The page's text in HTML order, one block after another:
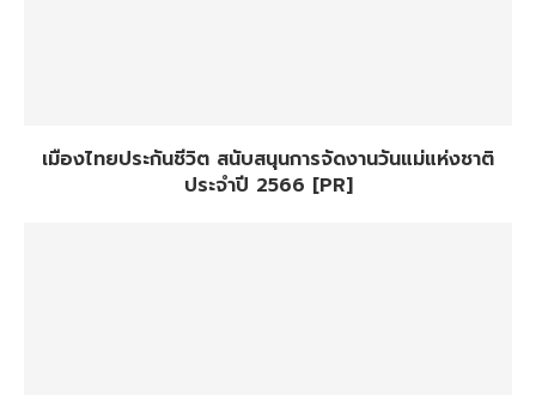
เมืองไทยประกันชีวิต สนับสนุนการจัดงานวันแม่แห่งชาติ
ประจำปี 2566 [PR]